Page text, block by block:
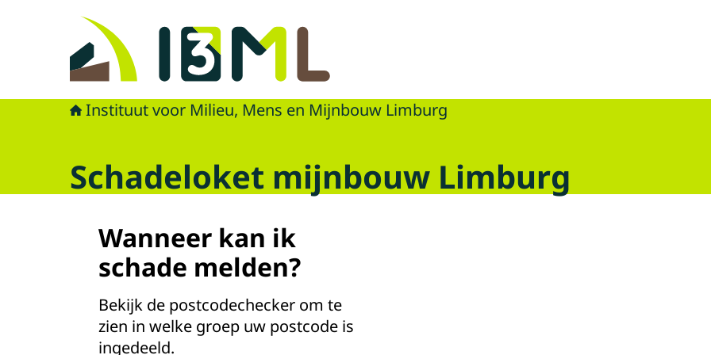
Instituut voor Milieu, Mens en Mijnbouw Limburg
Schadeloket mijnbouw Limburg
Wanneer kan ik
schade melden?
Bekijk de postcodechecker om te
zien in welke groep uw postcode is
ingedeeld.